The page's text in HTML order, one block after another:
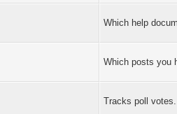
Which help
Which posts you
Tracks poll votes.